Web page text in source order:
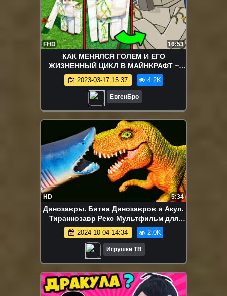
FHD 16:53
КАК МЕНЯЛСЯ ГОЛЕМ И ЕГО
ЖИЗНЕННЫЙ ЦИКЛ В МАЙНКРАФТ ~
ЭВОЛЮЦИЯ ГОЛЕМА В MINECRAFT
GOLEM
2023-03-17 15:37 4.2K
ЕвгенБро
HD 5:34
Динозавры. Битва Динозавров и Акул.
Тираннозавр Рекс Мультфильм для
детей на русском Игрушки ТВ
2024-10-04 14:34 2.0K
Игрушки ТВ